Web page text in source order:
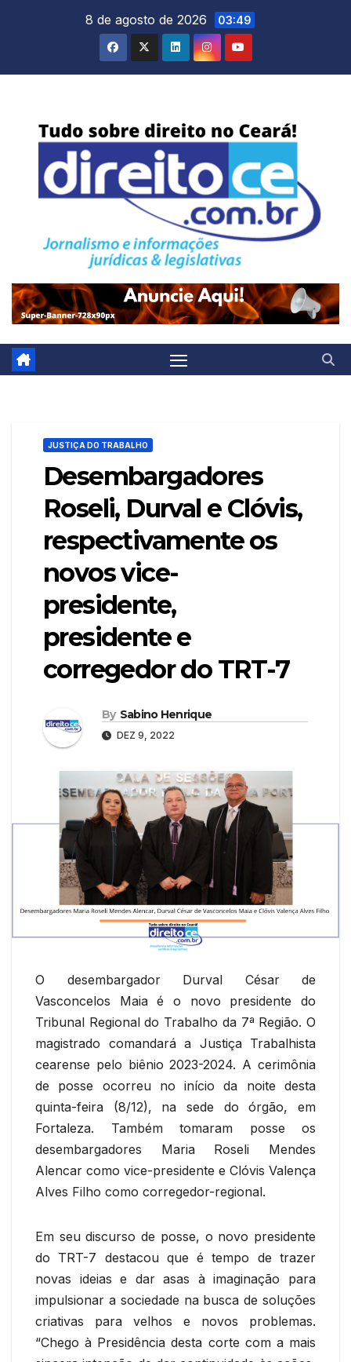
8 de agosto de 2026 03:49
JUSTIÇA DO TRABALHO
Desembargadores
Roseli, Durval e Clóvis,
respectivamente os
novos vice-
presidente,
presidente e
corregedor do TRT-7
By Sabino Henrique
DEZ 9, 2022
O desembargador Durval César de
Vasconcelos Maia é o novo presidente do
Tribunal Regional do Trabalho da 7ª Região. O
magistrado comandará a Justiça Trabalhista
cearense pelo biênio 2023-2024. A cerimônia
de posse ocorreu no início da noite desta
quinta-feira (8/12), na sede do órgão, em
Fortaleza. Também tomaram posse os
desembargadores Maria Roseli Mendes
Alencar como vice-presidente e Clóvis Valença
Alves Filho como corregedor-regional.
Em seu discurso de posse, o novo presidente
do TRT-7 destacou que é tempo de trazer
novas ideias e dar asas à imaginação para
impulsionar a sociedade na busca de soluções
criativas para velhos e novos problemas.
“Chego à Presidência desta corte com a mais